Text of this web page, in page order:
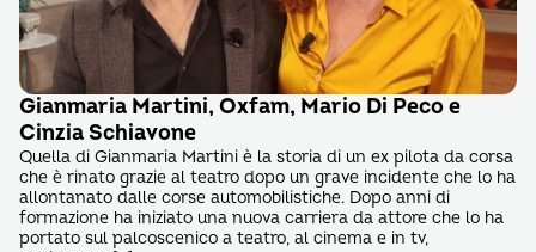
Gianmaria Martini, Oxfam, Mario Di Peco e
Cinzia Schiavone
Quella di Gianmaria Martini è la storia di un ex pilota da corsa
che è rinato grazie al teatro dopo un grave incidente che lo ha
allontanato dalle corse automobilistiche. Dopo anni di
formazione ha iniziato una nuova carriera da attore che lo ha
portato sul palcoscenico a teatro, al cinema e in tv,